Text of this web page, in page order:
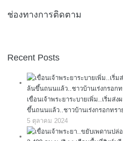
ช่องทางการติดตาม
Recent Posts
เขื่อนเจ้าพระยาระบายเพิ่ม..เริ่มส่
ขึ้นถนนแล้ว..ชาวบ้านเร่งกรอกทร
5 ตุลาคม 2024